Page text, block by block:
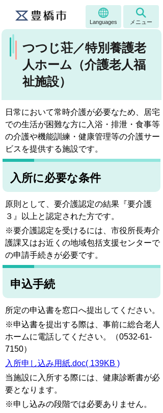
Languages メニュー
つつじ荘／特別養護老
人ホーム（介護老人福
祉施設）
日常において常時介護が必要なため、居宅
での生活が困難な方に入浴・排泄・食事等
の介護や機能訓練・健康管理等の介護サー
ビスを提供する施設です。
入所に必要な条件
原則として、要介護認定の結果『要介護
３』以上と認定された方です。
※要介護認定を受けるには、市役所長寿介
護課又はお近くの地域包括支援センターで
の申請手続きが必要です。
申込手続
所定の申込書を窓口へ提出してください。
※申込書を提出する際は、事前に総合老人
ホームに電話してください。（0532-61-
7150）
入所申し込み用紙.doc( 139KB )
当施設に入所する際には、健康診断書が必
要となります。
※申し込みの段階では必要ありません。